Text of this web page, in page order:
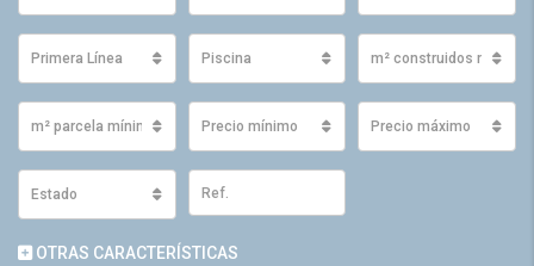
Primera Línea Piscina m² construidos
m² parcela mínimos Precio mínimo Precio máximo
Estado
OTRAS CARACTERÍSTICAS